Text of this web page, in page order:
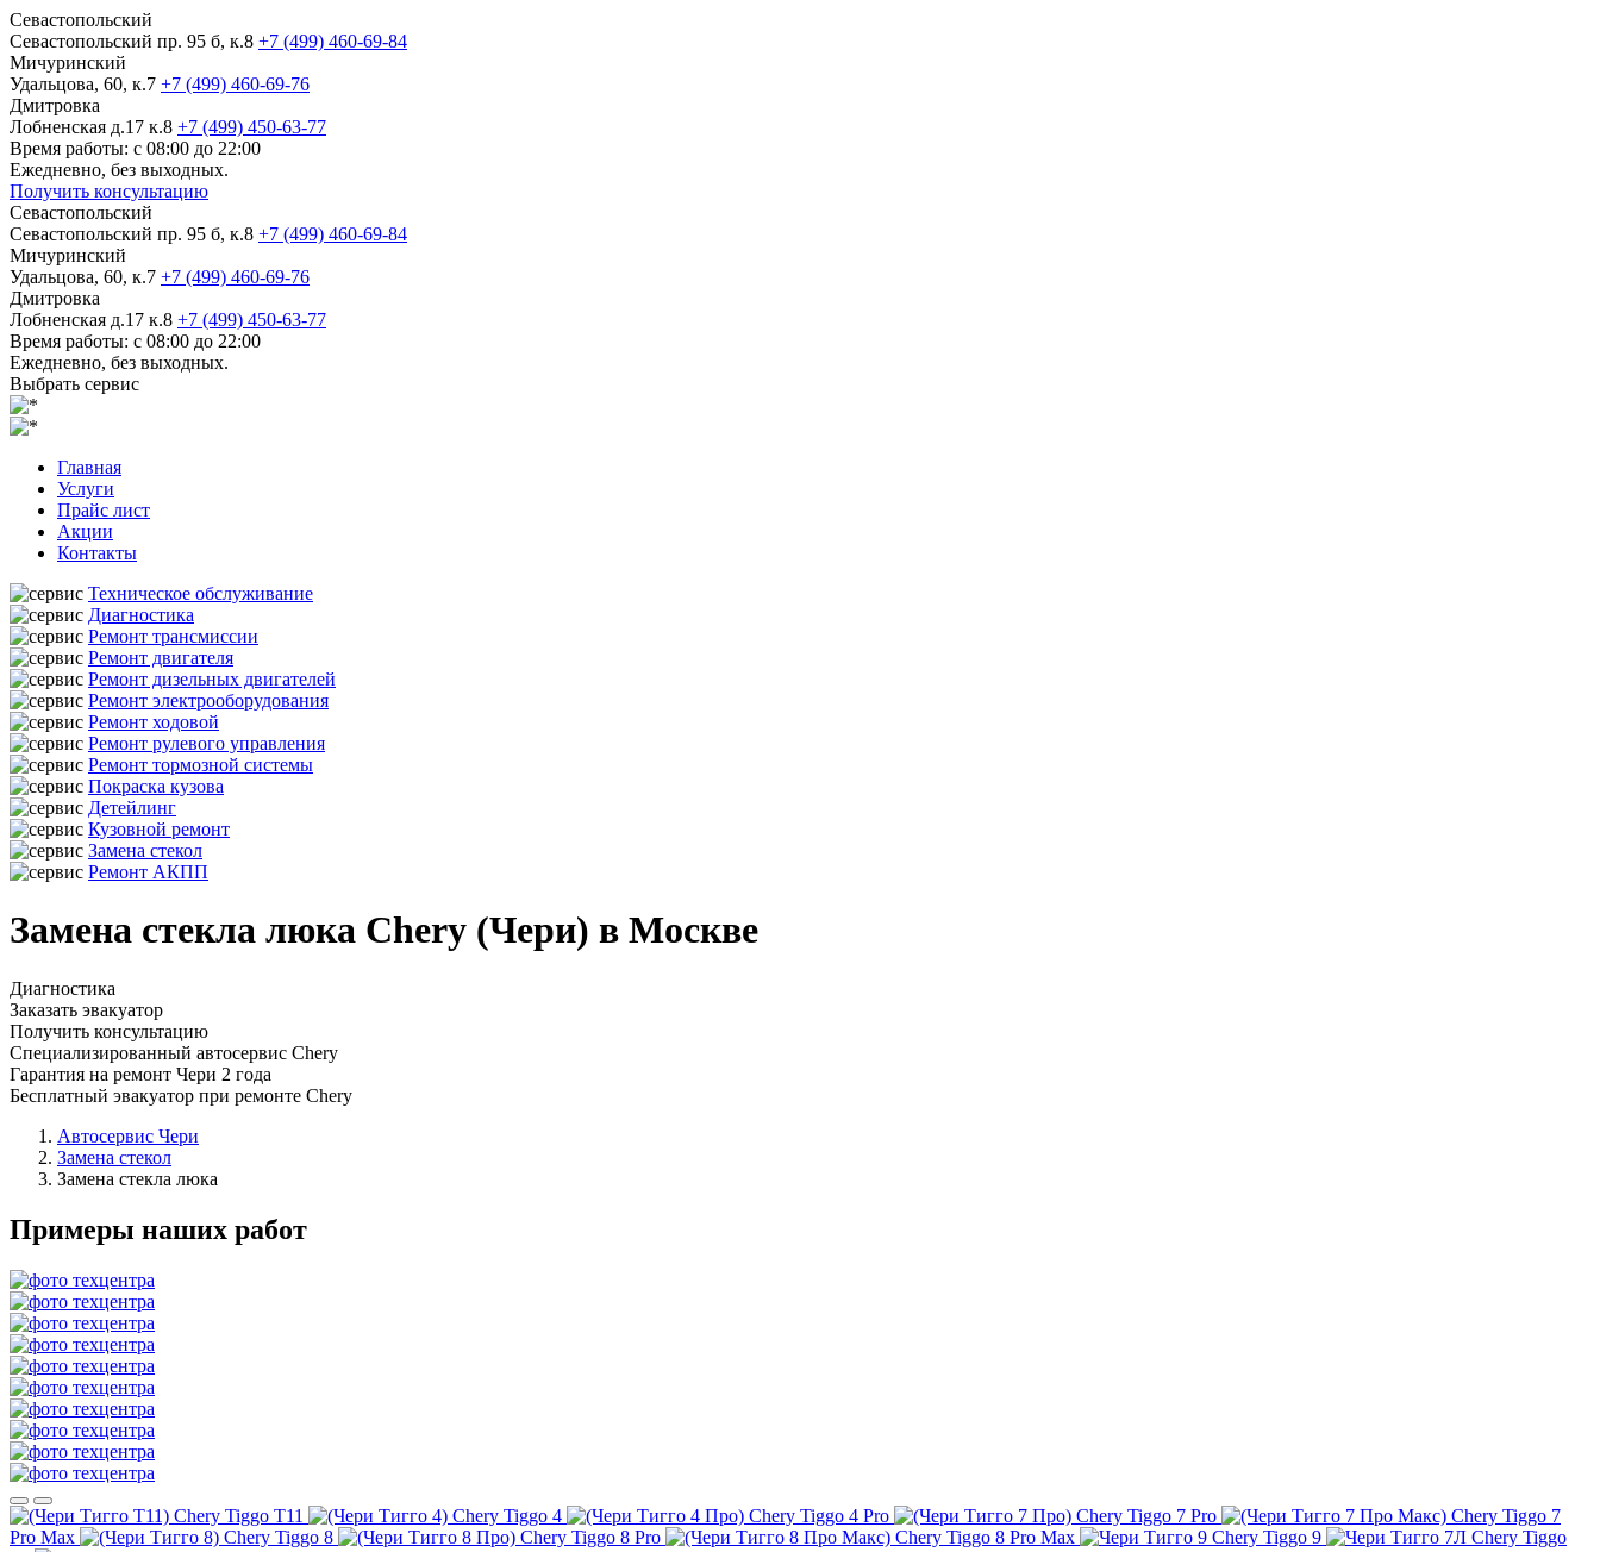
Севастопольский
Севастопольский пр. 95 б, к.8 +7 (499) 460-69-84
Мичуринский
Удальцова, 60, к.7 +7 (499) 460-69-76
Дмитровка
Лобненская д.17 к.8 +7 (499) 450-63-77
Время работы: с 08:00 до 22:00
Ежедневно, без выходных.
Получить консультацию
Севастопольский
Севастопольский пр. 95 б, к.8 +7 (499) 460-69-84
Мичуринский
Удальцова, 60, к.7 +7 (499) 460-69-76
Дмитровка
Лобненская д.17 к.8 +7 (499) 450-63-77
Время работы: с 08:00 до 22:00
Ежедневно, без выходных.
Выбрать сервис
Главная
Услуги
Прайс лист
Акции
Контакты
Техническое обслуживание
Диагностика
Ремонт трансмиссии
Ремонт двигателя
Ремонт дизельных двигателей
Ремонт электрооборудования
Ремонт ходовой
Ремонт рулевого управления
Ремонт тормозной системы
Покраска кузова
Детейлинг
Кузовной ремонт
Замена стекол
Ремонт АКПП
Замена стекла люка Chery (Чери) в Москве
Диагностика
Заказать эвакуатор
Получить консультацию
Специализированный автосервис Chery
Гарантия на ремонт Чери 2 года
Бесплатный эвакуатор при ремонте Chery
Автосервис Чери
Замена стекол
Замена стекла люка
Примеры наших работ
Chery Tiggo T11 Chery Tiggo 4 Chery Tiggo 4 Pro Chery Tiggo 7 Pro
Chery Tiggo 7
Pro Max
Chery Tiggo 8 Chery Tiggo 8 Pro Chery Tiggo 8 Pro Max Chery Tiggo 9
Chery Tiggo